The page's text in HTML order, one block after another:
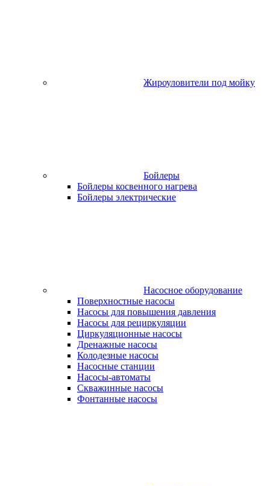
Жироуловители под мойку
Бойлеры
Бойлеры косвенного нагрева
Бойлеры электрические
Насосное оборудование
Поверхностные насосы
Насосы для повышения давления
Насосы для рециркуляции
Циркуляционные насосы
Дренажные насосы
Колодезные насосы
Насосные станции
Насосы-автоматы
Скважинные насосы
Фонтанные насосы